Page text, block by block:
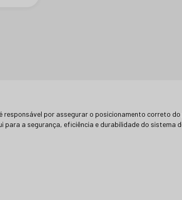
é responsável por assegurar o posicionamento correto
a segurança, eficiência e durabilidade do sistema